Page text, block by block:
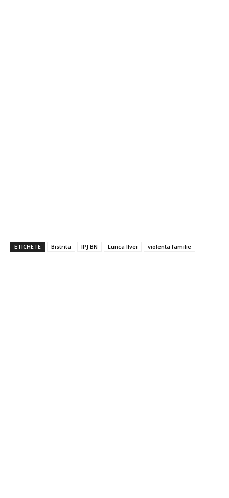
ETICHETE Bistrita IPJ BN Lunca Ilvei violenta familie